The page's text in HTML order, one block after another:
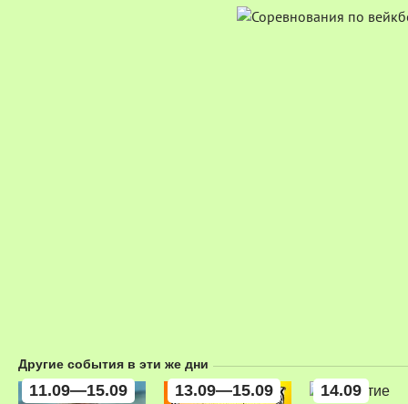
Другие события в эти же дни
11.09—15.09 13.09—15.09 14.09